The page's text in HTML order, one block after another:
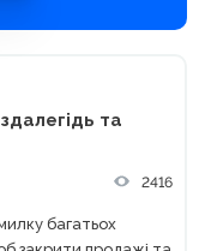
та
2416
багатьох